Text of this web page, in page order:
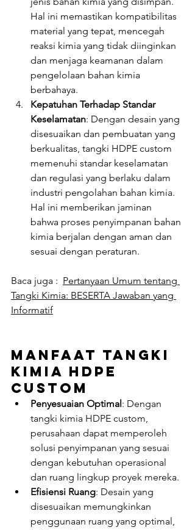
Hal ini memastikan kompatibilitas
material yang tepat, mencegah
reaksi kimia yang tidak diinginkan
dan menjaga keamanan dalam
pengelolaan bahan kimia
berbahaya.
Kepatuhan Terhadap Standar
Keselamatan: Dengan desain yang
disesuaikan dan pembuatan yang
berkualitas, tangki HDPE custom
memenuhi standar keselamatan
dan regulasi yang berlaku dalam
industri pengolahan bahan kimia.
Hal ini memberikan jaminan
bahwa proses penyimpanan bahan
kimia berjalan dengan aman dan
sesuai dengan peraturan.
Baca juga : Pertanyaan Umum tentang
Tangki Kimia: BESERTA Jawaban yang
Informatif
Manfaat Tangki
Kimia HDPE
Custom
Penyesuaian Optimal: Dengan
tangki kimia HDPE custom,
perusahaan dapat memperoleh
solusi penyimpanan yang sesuai
dengan kebutuhan operasional
dan ruang lingkup proyek mereka.
Efisiensi Ruang: Desain yang
disesuaikan memungkinkan
penggunaan ruang yang optimal,